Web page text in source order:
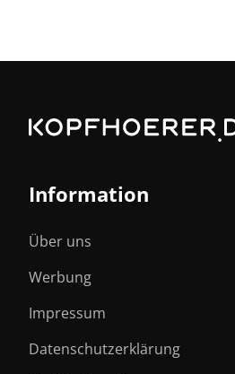
Information
Über uns
Werbung
Impressum
Datenschutzerklärung